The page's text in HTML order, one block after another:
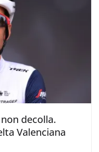
decolla.
Valenciana